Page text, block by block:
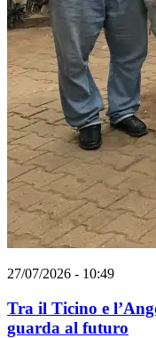
27/07/2026 - 10:49
Tra il Ticino e
guarda al futuro